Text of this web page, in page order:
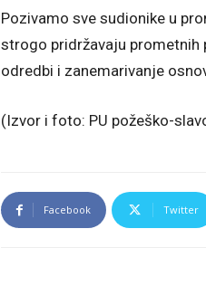
Pozivamo sve sudionike u
strogo pridržavaju prometnih
odredbi i zanemarivanje
(Izvor i foto: PU požeško-
Facebook Twitter